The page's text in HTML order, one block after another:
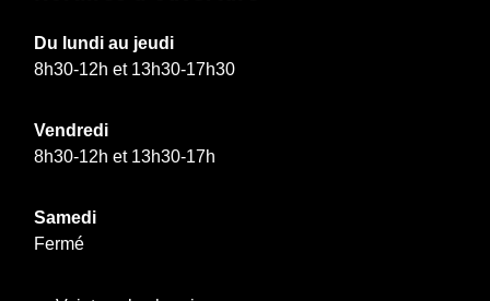
Du lundi au jeudi
8h30-12h et 13h30-17h30
Vendredi
8h30-12h et 13h30-17h
Samedi
Fermé